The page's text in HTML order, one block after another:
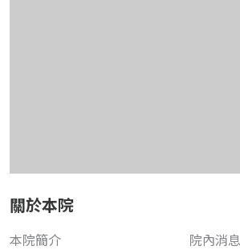
關於本院
本院簡介
院內消息